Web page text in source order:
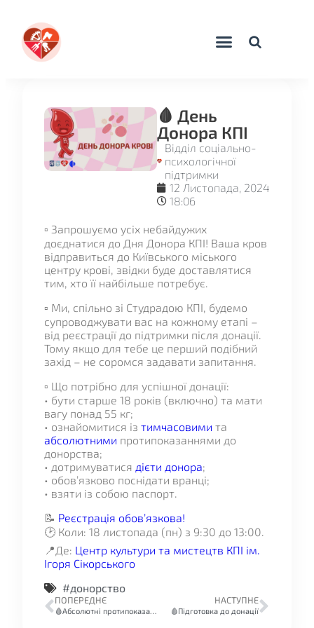
🩸 День
Донора КПІ
Відділ соціально-
психологічної
підтримки
12 Листопада, 2024
18:06
▫️ Запрошуємо усіх небайдужих
доєднатися до Дня Донора КПІ! Ваша кров
відправиться до Київського міського
центру крові, звідки буде доставлятися
тим, хто її найбільше потребує.
▫️ Ми, спільно зі Студрадою КПІ, будемо
супроводжувати вас на кожному етапі –
від реєстрації до підтримки після донації.
Тому якщо для тебе це перший подібний
захід – не соромся задавати запитання.
▫️ Що потрібно для успішної донації:
• бути старше 18 років (включно) та мати
вагу понад 55 кг;
• ознайомитися із тимчасовими та
абсолютними протипоказаннями до
донорства;
• дотримуватися дієти донора;
• обов’язково поснідати вранці;
• взяти із собою паспорт.
📝 Реєстрація обов’язкова!
🕑 Коли: 18 листопада (пн) з 9:30 до 13:00.
📍Де: Центр культури та мистецтв КПІ ім.
Ігоря Сікорського
#донорство
ПОПЕРЕДНЄ
🩸Абсолютні протипоказання до донорства крові та її компонентів
НАСТУПНЕ
🩸Підготовка до донації